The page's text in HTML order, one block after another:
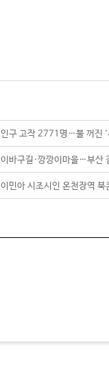
인구 고작 2771명…불 꺼진 '
이바구길·깡깡이마을…부산
이민아 시조시인 온천장역 북